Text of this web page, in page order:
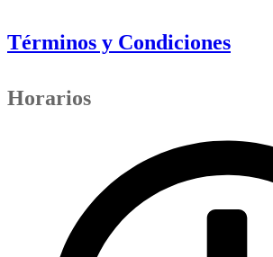
Términos y Condiciones
Horarios